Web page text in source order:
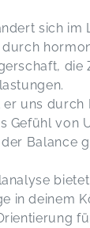
sich im
die
er uns durch
Gefühl von
Balance
in deinem